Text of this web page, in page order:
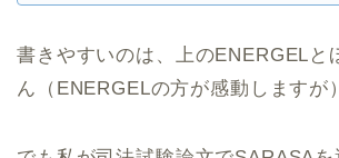
書きやすいのは、上のENERGELと
ん（ENERGELの方が感動しますが